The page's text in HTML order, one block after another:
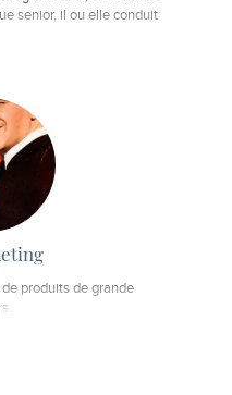
senior, il ou elle conduit
produits de grande